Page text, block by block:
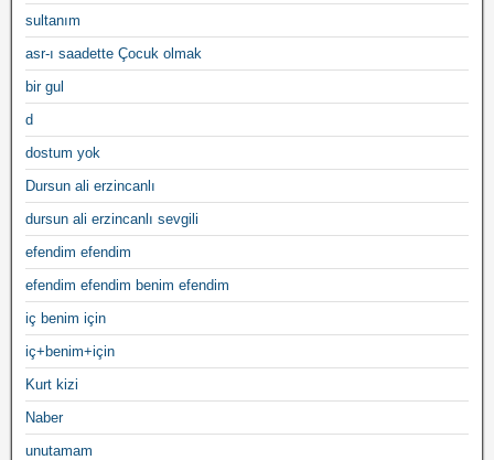
sultanım
asr-ı saadette Çocuk olmak
bir gul
d
dostum yok
Dursun ali erzincanlı
dursun ali erzincanlı sevgili
efendim efendim
efendim efendim benim efendim
iç benim için
iç+benim+için
Kurt kizi
Naber
unutamam